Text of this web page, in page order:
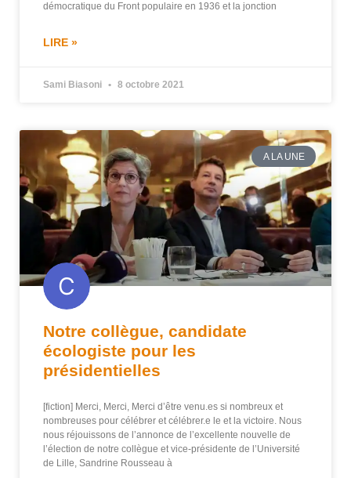
démocratique du Front populaire en 1936 et la jonction
LIRE »
Sami Biasoni 8 octobre 2021
A LA UNE
Notre collègue, candidate
écologiste pour les
présidentielles
[fiction] Merci, Merci, Merci d’être venu.es si nombreux et
nombreuses pour célébrer et célébrer.e le et la victoire. Nous
nous réjouissons de l’annonce de l’excellente nouvelle de
l’élection de notre collègue et vice-présidente de l’Université
de Lille, Sandrine Rousseau à